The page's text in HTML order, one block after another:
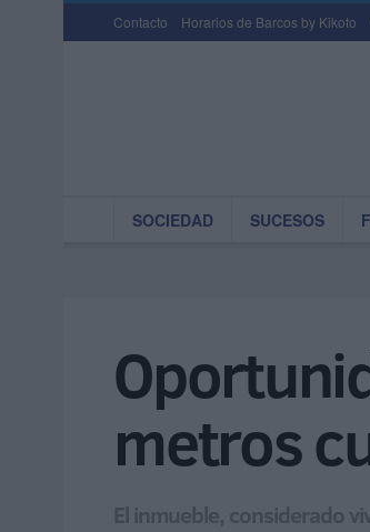
Contacto Horarios de Barcos by Kikoto
SOCIEDAD SUCESOS
metros
El inmueble, considerado